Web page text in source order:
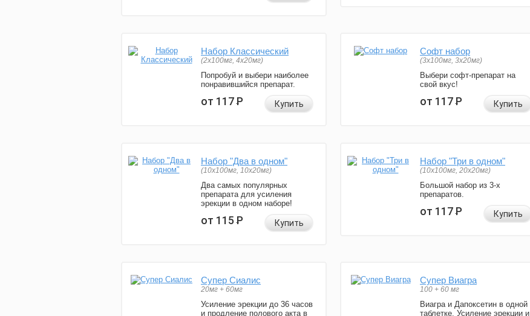
Набор Классический
(2x100мг, 4x20мг)
Попробуй и выбери наиболее
понравившийся препарат.
от 117Р Купить
Софт набор
(3x100мг, 3x20мг)
Выбери софт-препарат на
свой вкус!
от 117Р Купить
Набор "Два в одном"
(10x100мг, 10x20мг)
Два самых популярных
препарата для усиления
эрекции в одном наборе!
от 115Р Купить
Набор "Три в одном"
(10x100мг, 20x20мг)
Большой набор из 3-х
препаратов.
от 117Р Купить
Супер Сиалис
20мг + 60мг
Усиление эрекции до 36 часов
и продление полового акта в
Супер Виагра
100 + 60 мг
Виагра и Дапоксетин в одной
таблетке. Усиление эрекции и